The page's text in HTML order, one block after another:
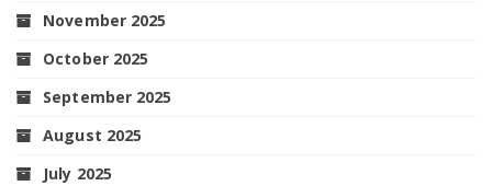
November 2025
October 2025
September 2025
August 2025
July 2025